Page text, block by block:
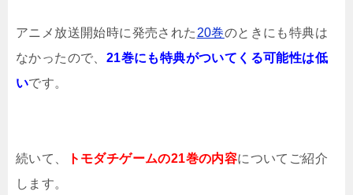
アニメ放送開始時に発売された 20巻のときにも特典は
なかったので、 21巻にも特典がついてくる可能性は低
いです。
続いて、 トモダチゲームの21巻の内容についてご紹介
します。